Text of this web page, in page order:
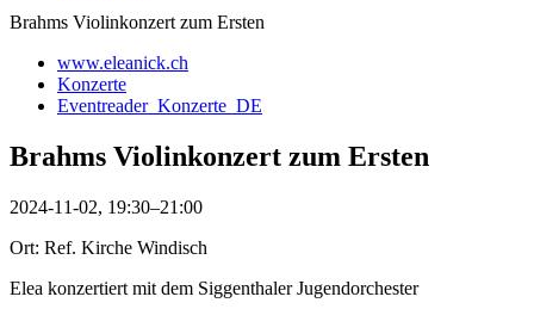
Brahms Violinkonzert zum Ersten
www.eleanick.ch
Konzerte
Eventreader_Konzerte_DE
Brahms Violinkonzert zum Ersten
2024-11-02, 19:30–21:00
Ort: Ref. Kirche Windisch
Elea konzertiert mit dem Siggenthaler Jugendorchester